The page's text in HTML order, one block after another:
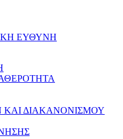
ΕΥΘΥΝΗ
ΔΙΑΚΑΝΟΝΙΣΜΟΥ